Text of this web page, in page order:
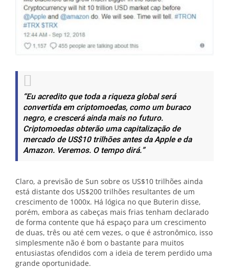
“Eu acredito que toda a riqueza global será
convertida em criptomoedas, como um buraco
negro, e crescerá ainda mais no futuro.
Criptomoedas obterão uma capitalização de
mercado de US$10 trilhões antes da Apple e da
Amazon. Veremos. O tempo dirá.”
Claro, a previsão de Sun sobre os US$10 trilhões ainda
está distante dos US$200 trilhões resultantes de um
crescimento de 1000x. Há lógica no que Buterin disse,
porém, embora as cabeças mais frias tenham declarado
de forma contente que há espaço para um crescimento
de duas, três ou até cem vezes, o que é astronômico, isso
simplesmente não é bom o bastante para muitos
entusiastas ofendidos com a ideia de terem perdido uma
grande oportunidade.